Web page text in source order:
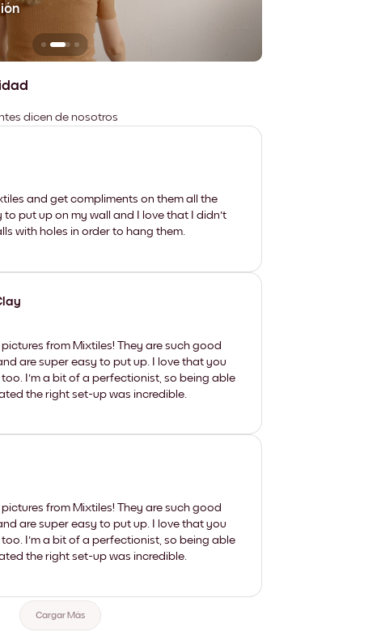
dicen de nosotros
and get compliments on them all the
to put up on my wall and I love that I didn't
with holes in order to hang them.
from Mixtiles! They are such good
are super easy to put up. I love that you
I'm a bit of a perfectionist, so being able
the right set-up was incredible.
from Mixtiles! They are such good
are super easy to put up. I love that you
I'm a bit of a perfectionist, so being able
the right set-up was incredible.
Cargar Más